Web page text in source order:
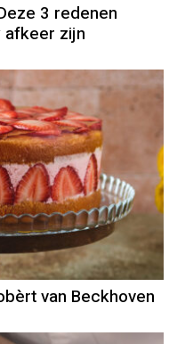
3 redenen
afkeer zijn
van Beckhoven